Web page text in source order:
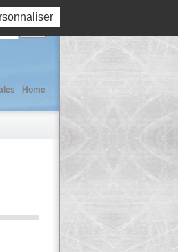
Home